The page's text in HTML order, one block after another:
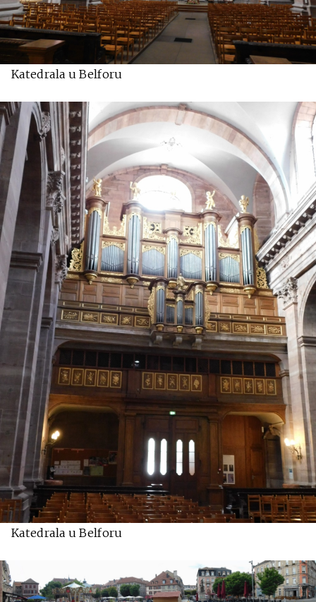
Katedrala u Belforu
Katedrala u Belforu